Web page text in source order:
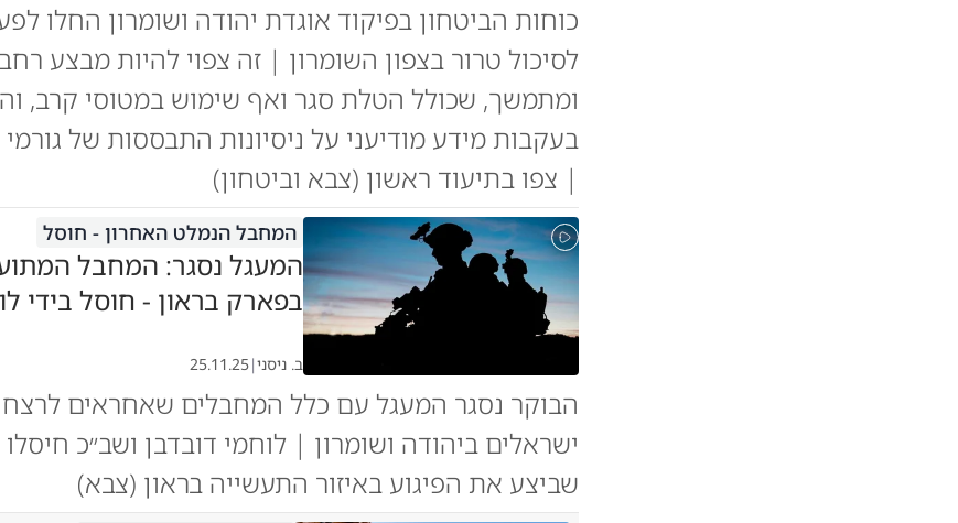
כוחות הביטחון בפיקוד אוגדת יהודה ושומרון החלו
לסיכול טרור בצפון השומרון | זה צפוי להיות מבצע
ומתמשך, שכולל הטלת סגר ואף שימוש במטוסי קרב,
בעקבות מידע מודיעני על ניסיונות התבססות של
| צפו בתיעוד ראשון (צבא וביטחון)
המחבל הנמלט האחרון - חוסל
המעגל נסגר: המחבל
בפארק בראון - חוסל בידי
ב. ניסני|
25.11.25
הבוקר נסגר המעגל עם כלל המחבלים שאחראים לרצח
ישראלים ביהודה ושומרון | לוחמי דובדבן ושב״כ
שביצע את הפיגוע באיזור התעשייה בראון (צבא)